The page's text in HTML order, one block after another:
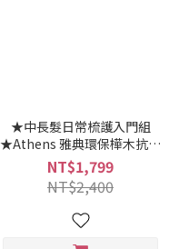
★中長髮日常梳護入門組
★Athens 雅典環保樺木抗菌
氣墊梳+豬鬃造型圓捲梳5號
NT$1,799
NT$2,400